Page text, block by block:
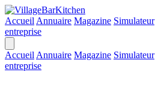
Accueil Annuaire Magazine Simulateur
entreprise
Accueil Annuaire Magazine Simulateur
entreprise